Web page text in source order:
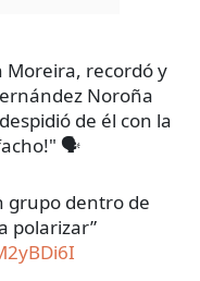
Moreira, recordó y
Noroña
de él con la
🗣️
grupo dentro de
polarizar”